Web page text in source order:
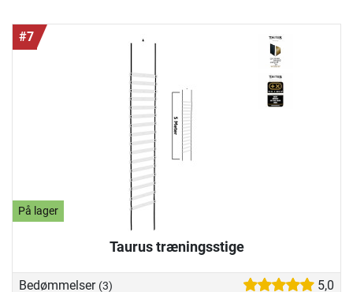
#7
På lager
Taurus træningsstige
Bedømmelser (3) 5,0